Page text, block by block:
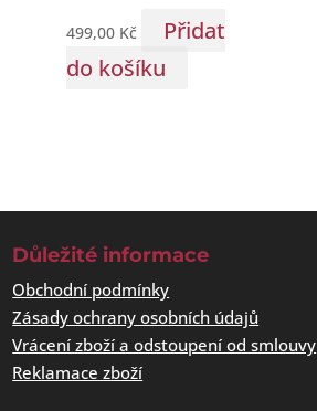
499,00 Kč
Přidat
do košíku
Důležité informace
Obchodní podmínky
Zásady ochrany osobních údajů
Vrácení zboží a odstoupení od smlouvy
Reklamace zboží